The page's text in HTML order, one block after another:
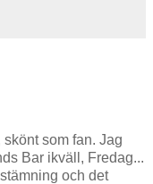
som fan. Jag
Bar ikväll, Fredag...
och det